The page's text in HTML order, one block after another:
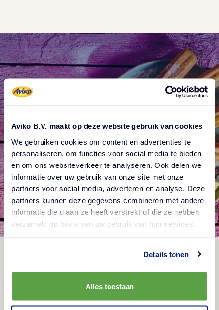
Aviko B.V. maakt op deze website gebruik van cookies
We gebruiken cookies om content en advertenties te
personaliseren, om functies voor social media te bieden
en om ons websiteverkeer te analyseren. Ook delen we
informatie over uw gebruik van onze site met onze
partners voor social media, adverteren en analyse. Deze
partners kunnen deze gegevens combineren met andere
informatie die u aan ze heeft verstrekt of die ze hebben
verzameld op basis van uw gebruik van hun services.
Details tonen
Alles toestaan
Verwendete Produkte